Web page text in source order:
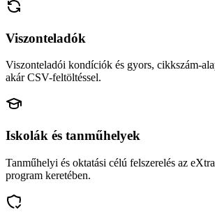
Viszonteladók
Viszonteladói kondíciók és gyors, cikkszám-
akár CSV-feltöltéssel.
Iskolák és tanműhelyek
Tanműhelyi és oktatási célú felszerelés az
program keretében.